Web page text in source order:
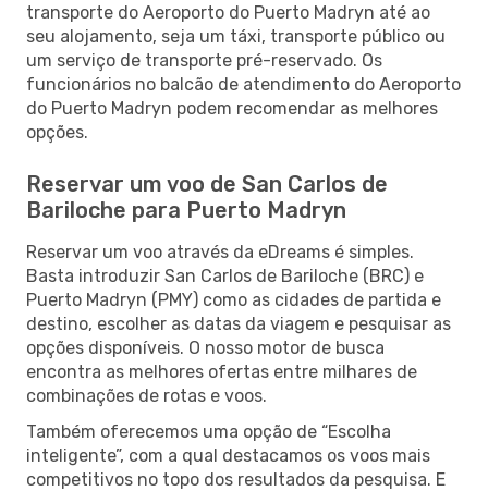
transporte do Aeroporto do Puerto Madryn até ao
seu alojamento, seja um táxi, transporte público ou
um serviço de transporte pré-reservado. Os
funcionários no balcão de atendimento do Aeroporto
do Puerto Madryn podem recomendar as melhores
opções.
Reservar um voo de San Carlos de
Bariloche para Puerto Madryn
Reservar um voo através da eDreams é simples.
Basta introduzir San Carlos de Bariloche (BRC) e
Puerto Madryn (PMY) como as cidades de partida e
destino, escolher as datas da viagem e pesquisar as
opções disponíveis. O nosso motor de busca
encontra as melhores ofertas entre milhares de
combinações de rotas e voos.
Também oferecemos uma opção de “Escolha
inteligente”, com a qual destacamos os voos mais
competitivos no topo dos resultados da pesquisa. E